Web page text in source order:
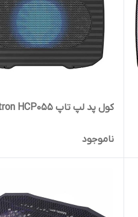
کول پد لپ تاپ Hatron HCP055
ناموجود